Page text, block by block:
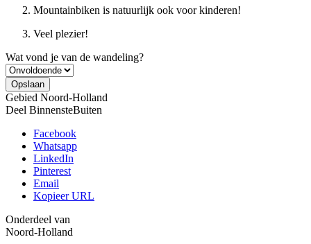
Mountainbiken is natuurlijk ook voor kinderen!
Veel plezier!
Wat vond je van de wandeling?
Gebied Noord-Holland
Deel BinnensteBuiten
Facebook
Whatsapp
LinkedIn
Pinterest
Email
Kopieer URL
Onderdeel van
Noord-Holland